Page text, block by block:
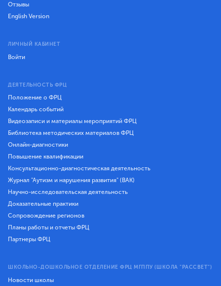
Отзывы
English Version
ЛИЧНЫЙ КАБИНЕТ
Войти
ДЕЯТЕЛЬНОСТЬ ФРЦ
Положение о ФРЦ
Календарь событий
Видеозаписи и материалы мероприятий ФРЦ
Библиотека методических материалов ФРЦ
Онлайн-диагностики
Повышение квалификации
Консультационно-диагностическая деятельность
Журнал "Аутизм и нарушения развития" (ВАК)
Научно-исследовательская деятельность
Доказательные практики
Сопровождение регионов
Планы работы и отчеты ФРЦ
Партнеры ФРЦ
ШКОЛЬНО-ДОШКОЛЬНОЕ ОТДЕЛЕНИЕ ФРЦ МГППУ (ШКОЛА "РАССВЕТ")
Новости школы